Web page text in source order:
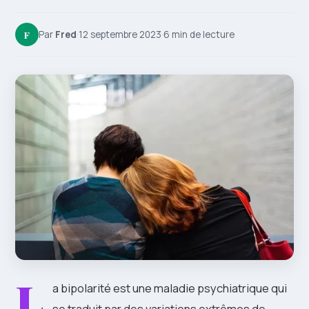
F Par Fred·12 septembre 2023·6 min de lecture
a bipolarité est une maladie psychiatrique qui